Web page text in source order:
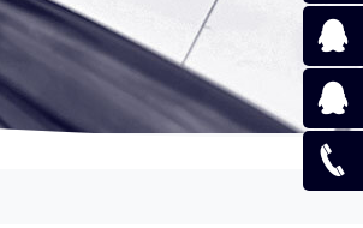
在线咨
询
在线咨
询
在线咨